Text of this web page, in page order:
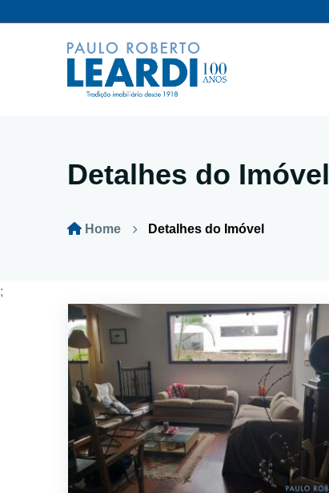
Detalhes do Imóvel
Home Detalhes do Imóvel
;